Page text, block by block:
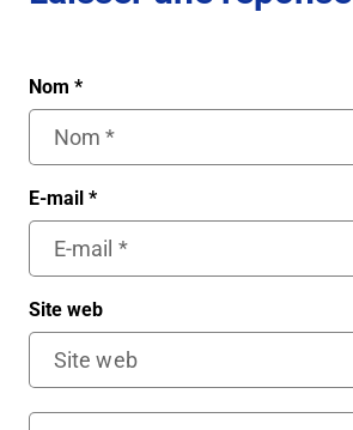
Nom *
E-mail *
Site web